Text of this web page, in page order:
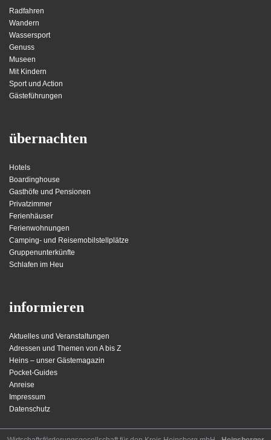
Radfahren
Wandern
Wassersport
Genuss
Museen
Mit Kindern
Sport und Action
Gästeführungen
übernachten
Hotels
Boardinghouse
Gasthöfe und Pensionen
Privatzimmer
Ferienhäuser
Ferienwohnungen
Camping- und Reisemobilstellplätze
Gruppenunterkünfte
Schlafen im Heu
informieren
Aktuelles und Veranstaltungen
Adressen und Themen von A bis Z
Heins – unser Gästemagazin
Pocket-Guides
Anreise
Impressum
Datenschutz